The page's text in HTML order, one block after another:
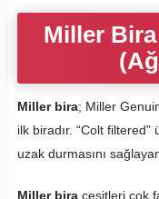
Miller
Miller bira; Miller
ilk biradır. “Colt
uzak durmasını
Miller biraçeşitleri çok